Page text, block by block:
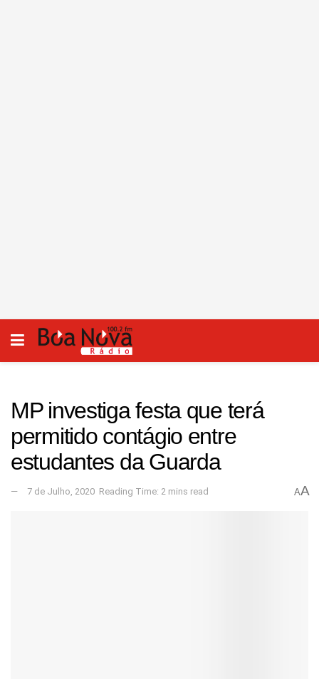
MP investiga festa que terá
permitido contágio entre
estudantes da Guarda
7 de Julho, 2020 Reading Time: 2 mins read AA